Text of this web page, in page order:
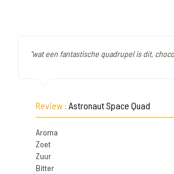
"wat een fantastische quadrupel is dit,
Review : Astronaut Space Quad
Aroma
Zoet
Zuur
Bitter